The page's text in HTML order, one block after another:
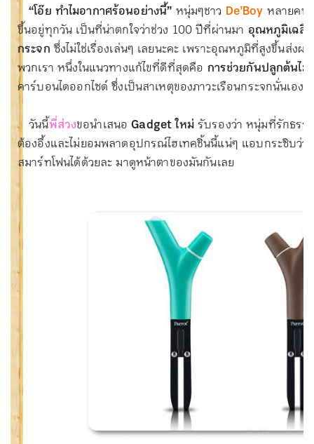
“โอ๊ย ทำไมอากาศร้อนอย่างนี้” หนุ่มๆชาว De’Boy หลายคน
ขึ้นอยู่ทุกวัน เป็นที่น่าตกใจว่าช่วง 100 ปีที่ผ่านมา อุณหภูมิเฉลี่ย
กระจก ซึ่งไม่ใช่เรื่องเล่นๆ เลยนะคะ เพราะอุณหภูมิที่สูงขึ้นส่ง
พวกเรา หนึ่งในแนวทางแก้ไขที่ดีที่สุดคือ การช่วยกันปลูกต้นไ
คาร์บอนไดออกไซด์ ซึ่งเป็นสาเหตุของภาวะเรือนกระจกนั่นเอง
วันนี้พี่ส่วงขอนำเสนอGadget ใหม่รับรองว่า หนุ่มที่รักธรร
ต้องอึ้งและไม่ยอมพลาดอุปกรณ์ไฮเทคชิ้นนี้แน่ๆ แอบกระซิบว่
สมาร์ทโฟนได้ด้วยละ มาดูหน้าตาของมันกันเลย